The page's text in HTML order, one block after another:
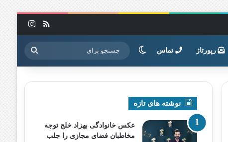
خوراک
رپورتاژ تماس تغییر پوسته جستجو
برای
نوشته های تازه
عکس خانوادگی بهزاد خلج توجه
مخاطبان فضای مجازی را جلب